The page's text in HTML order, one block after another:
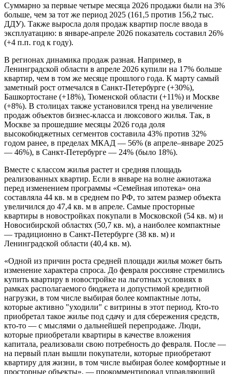
Суммарно за первые четыре месяца 2026 продажи были на 3%
больше, чем за тот же период 2025 (161,5 против 156,2 тыс.
ДДУ). Также выросла доля продаж квартир после ввода в
эксплуатацию: в январе-апреле 2026 показатель составил 26%
(+4 п.п. год к году).
В регионах динамика продаж разная. Например, в
Ленинградской области в апреле 2026 купили на 17% больше
квартир, чем в том же месяце прошлого года. К марту самый
заметный рост отмечался в Санкт-Петербурге (+30%),
Башкортостане (+18%), Тюменской области (+11%) и Москве
(+8%). В столицах также установился тренд на увеличение
продаж объектов бизнес-класса и люксового жилья. Так, в
Москве за прошедшие месяцы 2026 года доля
высокобюджетных сегментов составила 43% против 32%
годом ранее, в пределах МКАД — 56% (в апреле–январе 2025
— 46%), в Санкт-Петербурге — 24% (было 18%).
Вместе с классом жилья растет и средняя площадь
реализованных квартир. Если в январе на волне ажиотажа
перед изменением программы «Семейная ипотека» она
составляла 44 кв. м в среднем по РФ, то затем размер объекта
увеличился до 47,4 кв. м в апреле. Самые просторные
квартиры в новостройках покупали в Московской (54 кв. м) и
Новосибирской областях (50,7 кв. м), а наиболее компактные
— традиционно в Санкт-Петербурге (38 кв. м) и
Ленинградской области (40,4 кв. м).
«Одной из причин роста средней площади жилья может быть
изменение характера спроса. До февраля россияне стремились
купить квартиру в новостройке на льготных условиях в
рамках располагаемого бюджета и допустимой кредитной
нагрузки, в том числе выбирая более компактные лоты,
которые активно "уходили" с витрины в этот период. Кто-то
приобретал такое жилье под сдачу и для сбережения средств,
кто-то — с мыслями о дальнейшей перепродаже. Люди,
которые приобретали квартиры в качестве вложения
капитала, реализовали свою потребность до февраля. После —
на первый план вышли покупатели, которые приобретают
квартиру для жизни, в том числе выбирая более комфортные и
просторные объекты», — прокомментировал управляющий